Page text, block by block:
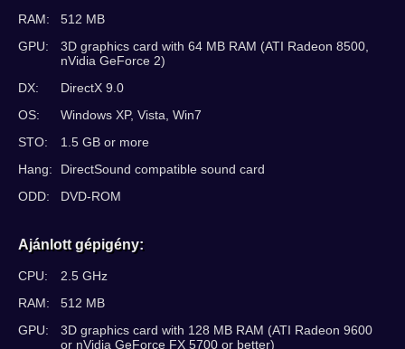
RAM:
512 MB
GPU:
3D graphics card with 64 MB RAM (ATI Radeon 8500,
nVidia GeForce 2)
DX:
DirectX 9.0
OS:
Windows XP, Vista, Win7
STO:
1.5 GB or more
Hang:
DirectSound compatible sound card
ODD:
DVD-ROM
Ajánlott gépigény:
CPU:
2.5 GHz
RAM:
512 MB
GPU:
3D graphics card with 128 MB RAM (ATI Radeon 9600
or nVidia GeForce FX 5700 or better)